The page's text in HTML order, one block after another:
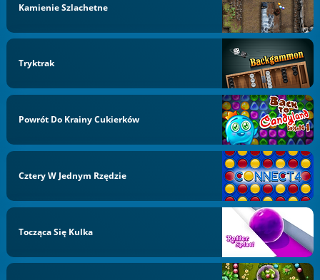
Kamienie Szlachetne
Tryktrak
Powrót Do Krainy Cukierków
Cztery W Jednym Rzędzie
Tocząca Się Kulka